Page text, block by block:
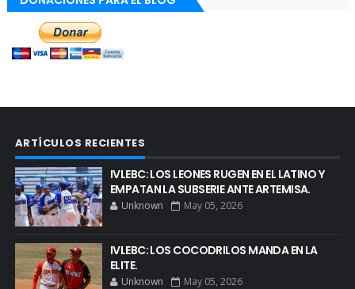
ARTÍCULOS RECIENTES
IVLEBC: LOS LEONES RUGEN EN EL LATINO Y
EMPATAN LA SUBSERIE ANTE ARTEMISA.
Unknown May 05, 2026
IVLEBC: LOS COCODRILOS MANDA EN LA
ELITE.
Unknown May 05, 2026